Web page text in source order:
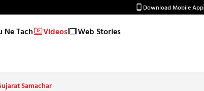
Download Mobile App
Ne Tach Videos Web Stories
Samachar